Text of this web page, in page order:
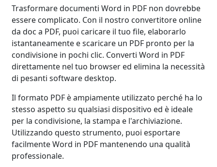
Trasformare documenti Word in PDF non dovrebbe
essere complicato. Con il nostro convertitore online
da doc a PDF, puoi caricare il tuo file, elaborarlo
istantaneamente e scaricare un PDF pronto per la
condivisione in pochi clic. Converti Word in PDF
direttamente nel tuo browser ed elimina la necessità
di pesanti software desktop.
Il formato PDF è ampiamente utilizzato perché ha lo
stesso aspetto su qualsiasi dispositivo ed è ideale
per la condivisione, la stampa e l'archiviazione.
Utilizzando questo strumento, puoi esportare
facilmente Word in PDF mantenendo una qualità
professionale.